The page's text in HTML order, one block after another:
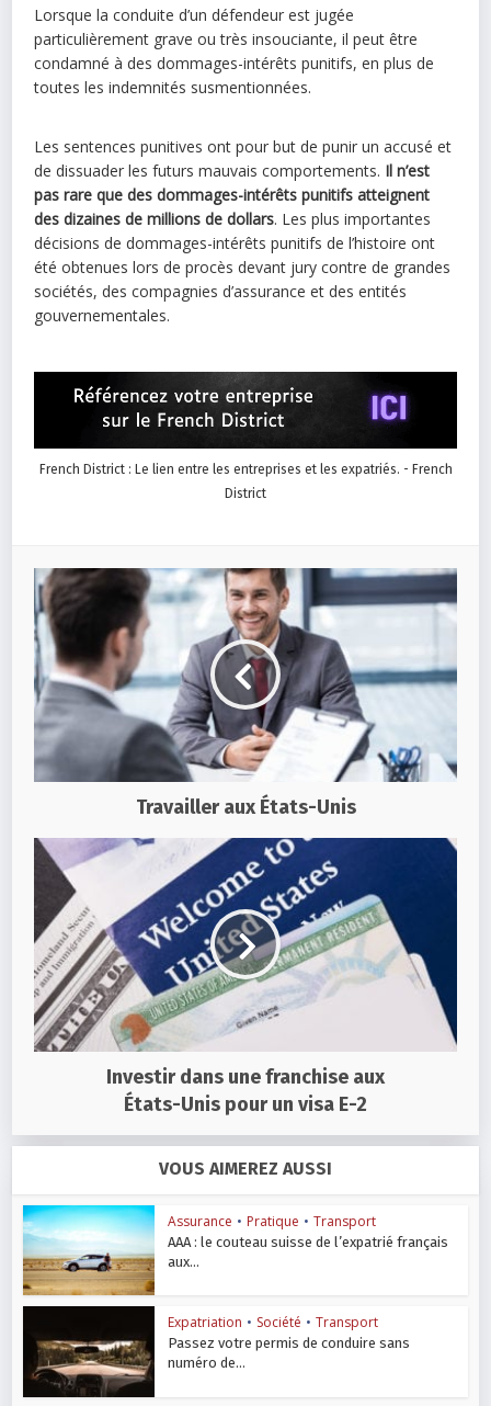
Lorsque la conduite d’un défendeur est jugée
particulièrement grave ou très insouciante, il peut être
condamné à des dommages-intérêts punitifs, en plus de
toutes les indemnités susmentionnées.
Les sentences punitives ont pour but de punir un accusé et
de dissuader les futurs mauvais comportements. Il n’est
pas rare que des dommages-intérêts punitifs atteignent
des dizaines de millions de dollars. Les plus importantes
décisions de dommages-intérêts punitifs de l’histoire ont
été obtenues lors de procès devant jury contre de grandes
sociétés, des compagnies d’assurance et des entités
gouvernementales.
French District : Le lien entre les entreprises et les expatriés. - French
District
Travailler aux États-Unis
Investir dans une franchise aux
États-Unis pour un visa E-2
VOUS AIMEREZ AUSSI
Assurance • Pratique • Transport
AAA : le couteau suisse de l’expatrié français
aux...
Expatriation • Société • Transport
Passez votre permis de conduire sans
numéro de...